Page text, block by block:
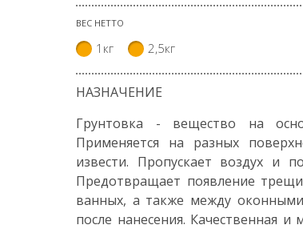
ВЕС НЕТТО
1кг 2,5кг
НАЗНАЧЕНИЕ
Грунтовка - вещество на
Применяется на разных
извести. Пропускает воздух и
Предотвращает появление
ванных, а также между
после нанесения. Качественная